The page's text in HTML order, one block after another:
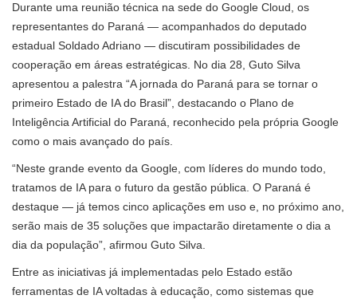
Durante uma reunião técnica na sede do Google Cloud, os
representantes do Paraná — acompanhados do deputado
estadual Soldado Adriano — discutiram possibilidades de
cooperação em áreas estratégicas. No dia 28, Guto Silva
apresentou a palestra “A jornada do Paraná para se tornar o
primeiro Estado de IA do Brasil”, destacando o Plano de
Inteligência Artificial do Paraná, reconhecido pela própria Google
como o mais avançado do país.
“Neste grande evento da Google, com líderes do mundo todo,
tratamos de IA para o futuro da gestão pública. O Paraná é
destaque — já temos cinco aplicações em uso e, no próximo ano,
serão mais de 35 soluções que impactarão diretamente o dia a
dia da população”, afirmou Guto Silva.
Entre as iniciativas já implementadas pelo Estado estão
ferramentas de IA voltadas à educação, como sistemas que